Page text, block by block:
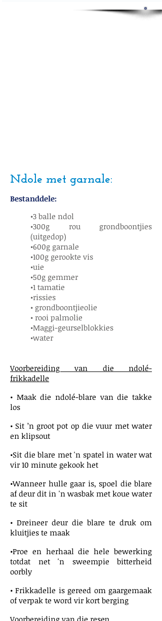
Ndole met garnale:
Bestanddele:
•3 balle ndol
•300g rou grondboontjies
(uitgedop)
•600g garnale
•100g gerookte vis
•uie
•50g gemmer
•1 tamatie
•rissies
• grondboontjieolie
• rooi palmolie
•Maggi-geurselblokkies
•water
Voorbereiding van die ndolé-
frikkadelle
• Maak die ndolé-blare van die takke
los
• Sit ’n groot pot op die vuur met water
en klipsout
•Sit die blare met 'n spatel in water wat
vir 10 minute gekook het
•Wanneer hulle gaar is, spoel die blare
af deur dit in 'n wasbak met koue water
te sit
• Dreineer deur die blare te druk om
kluitjies te maak
•Proe en herhaal die hele bewerking
totdat net 'n sweempie bitterheid
oorbly
• Frikkadelle is gereed om gaargemaak
of verpak te word vir kort berging
Voorbereiding van die resep